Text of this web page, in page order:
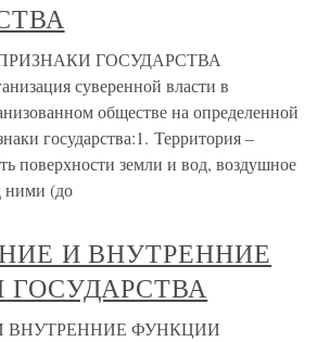
ГОСУДАРСТВА
суверенной власти в
обществе на определенной
государства:1. Территория –
поверхности земли и вод, воздушное
ними (до
И ВНУТРЕННИЕ
ВНУТРЕННИЕ ФУНКЦИИ